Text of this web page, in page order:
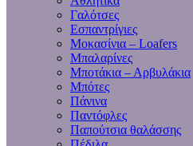
Γαλότσες
Εσπαντρίγιες
Μοκασίνια – Loafers
Μπαλαρίνες
Μποτάκια – Αρβυλάκια
Μπότες
Πάνινα
Παντόφλες
Παπούτσια θαλάσσης